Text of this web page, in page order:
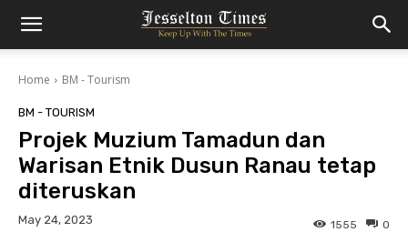
Home BM - Tourism
BM - TOURISM
Projek Muzium Tamadun dan
Warisan Etnik Dusun Ranau tetap
diteruskan
May 24, 2023 0
1555